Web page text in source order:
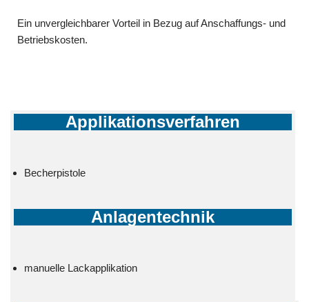
Ein unvergleichbarer Vorteil in Bezug auf Anschaffungs- und
Betriebskosten.
Applikationsverfahren
Becherpistole
Anlagentechnik
manuelle Lackapplikation